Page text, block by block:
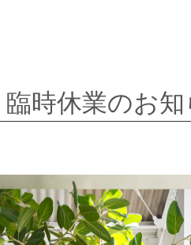
時休業のお知